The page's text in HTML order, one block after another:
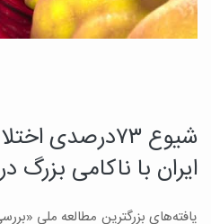
شیوع ۷۳درصدی
ایران با ناکامی بزرگ